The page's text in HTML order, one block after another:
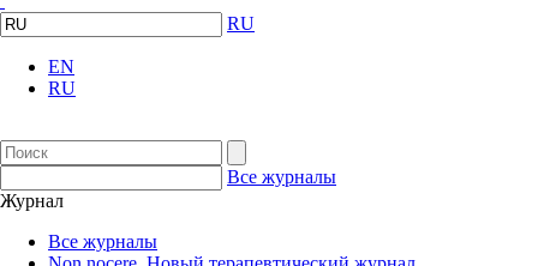
RU
EN
RU
Все журналы
Журнал
Все журналы